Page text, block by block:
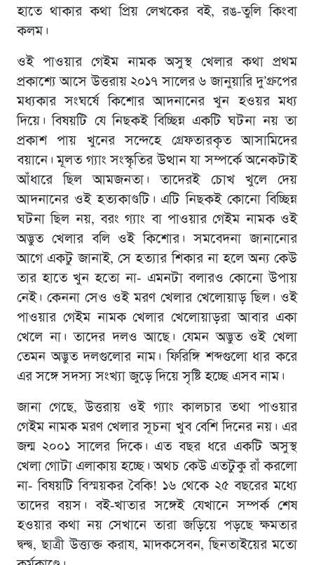
হাতে থাকার কথা প্রিয় লেখকের বই, রঙ-তুলি কিংবা
কলম।
ওই পাওয়ার গেইম নামক অসুস্থ খেলার কথা প্রথম
প্রকাশ্যে আসে উত্তরায় ২০১৭ সালের ৬ জানুয়ারি দু’গ্রুপের
মধ্যকার সংঘর্ষে কিশোর আদনানের খুন হওয়র মধ্য
দিয়ে। বিষয়টি যে নিছকই বিচ্ছিন্ন একটি ঘটনা নয় তা
প্রকাশ পায় খুনের সন্দেহে গ্রেফতারকৃত আসামিদের
বয়ানে। মূলত গ্যাং সংস্কৃতির উত্থান যা সম্পর্কে অনেকটাই
আঁধারে ছিল আমজনতা। তাদেরই চোখ খুলে দেয়
আদনানের ওই হত্যকাণ্ডটি। এটি নিছকই কোনো বিচ্ছিন্ন
ঘটনা ছিল নয়, বরং গ্যাং বা পাওয়ার গেইম নামক ওই
অদ্ভুত খেলার বলি ওই কিশোর। সমবেদনা জানানোর
আগে একটু জানাই, সে হত্যার শিকার না হলে অন্য কেউ
তার হাতে খুন হতো না- এমনটা বলারও কোনো উপায়
নেই। কেননা সেও ওই মরণ খেলার খেলোয়াড় ছিল। ওই
পাওয়ার গেইম নামক খেলার খেলোয়াড়রা আবার একা
খেলে না। তাদের দলও আছে। যেমন অদ্ভুত ওই খেলা
তেমন অদ্ভুত দলগুলোর নাম। ফিরিঙ্গি শব্দগুলো ধার করে
এর সঙ্গে সদস্য সংখ্যা জুড়ে দিয়ে সৃষ্টি হচ্ছে এসব নাম।
জানা গেছে, উত্তরায় ওই গ্যাং কালচার তথা পাওয়ার
গেইম নামক মরণ খেলার সূচনা খুব বেশি দিনের নয়। এর
জন্ম ২০০১ সালের দিকে। এত বছর ধরে একটি অসুস্থ
খেলা গোটা এলাকায় হচ্ছে। অথচ কেউ এতটুকু রাঁ করলো
না- বিষয়টি বিস্ময়কর বৈকি! ১৬ থেকে ২৫ বছরের মধ্যে
তাদের বয়স। বই-খাতার সঙ্গেই যেখানে সম্পর্ক শেষ
হওয়ার কথা নয় সেখানে তারা জড়িয়ে পড়ছে ক্ষমতার
দ্বন্দ্ব, ছাত্রী উত্ত্যক্ত করায, মাদকসেবন, ছিনতাইয়ের মতো